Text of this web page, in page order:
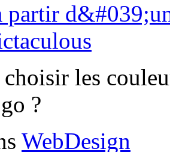
les
?
WebDesign